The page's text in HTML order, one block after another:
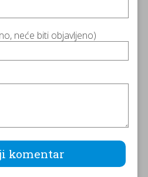
neće biti objavljeno)